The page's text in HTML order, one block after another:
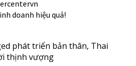
doanh hiệu quả!
phát triển bản thân, Thai
thịnh vượng